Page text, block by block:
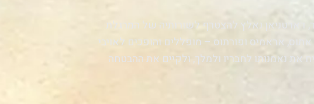
דארטניאן נאלץ להצטרף לשורותיה של המרגלת
אראמיס ופורתוס – מופללים והופכים לאויבי
את נאמנותו לחבריו ולמלך, ולקיים את ההבטחה